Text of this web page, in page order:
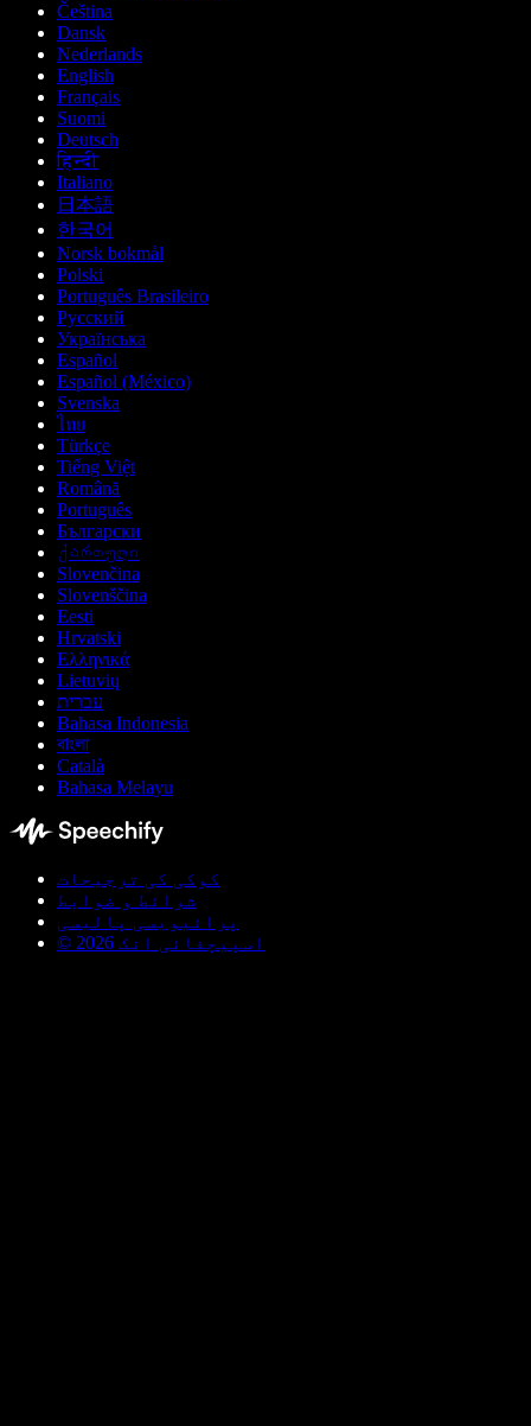
Čeština
Dansk
Nederlands
English
Français
Suomi
Deutsch
हिन्दी
Italiano
日本語
한국어
Norsk bokmål
Polski
Português Brasileiro
Русский
Українська
Español
Español (México)
Svenska
ไทย
Türkçe
Tiếng Việt
Română
Português
Български
ქართული
Slovenčina
Slovenščina
Eesti
Hrvatski
Ελληνικά
Lietuvių
עברית
Bahasa Indonesia
বাংলা
Català
Bahasa Melayu
کوکی کی ترجیحات
شرائط و ضوابط
پرائیویسی پالیسی
© اسپیچفائی انک 2026